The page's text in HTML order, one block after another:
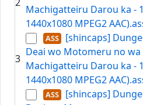
Machigatteiru Darou ka -
1440x1080 MPEG2
3
[shincaps]
Deai wo Motomeru no wa
Machigatteiru Darou ka -
1440x1080 MPEG2
[shincaps]